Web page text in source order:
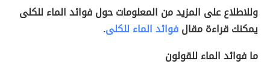
وللاطلاع على المزيد من المعلومات حول فوائد الماء للكلى
يمكنك قراءة مقالفوائد الماء للكلى.
ما فوائد الماء للقولون